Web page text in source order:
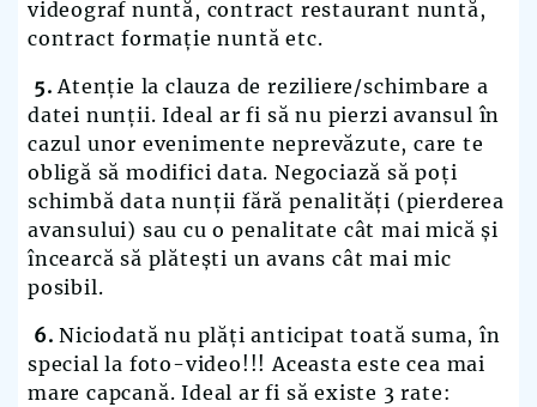
videograf nuntă, contract restaurant nuntă,
contract formație nuntă etc.
5. Atenție la clauza de reziliere/schimbare a
datei nunții. Ideal ar fi să nu pierzi avansul în
cazul unor evenimente neprevăzute, care te
obligă să modifici data. Negociază să poți
schimbă data nunții fără penalități (pierderea
avansului) sau cu o penalitate cât mai mică și
încearcă să plătești un avans cât mai mic
posibil.
6. Niciodată nu plăți anticipat toată suma, în
special la foto-video!!! Aceasta este cea mai
mare capcană. Ideal ar fi să existe 3 rate: